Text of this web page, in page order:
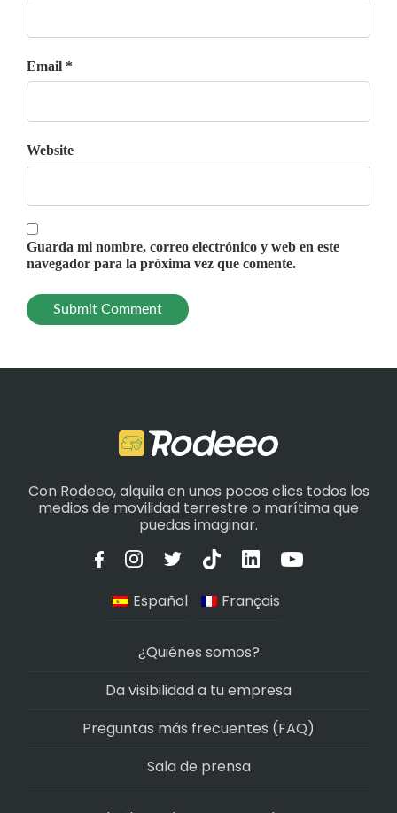
Email *
Website
Guarda mi nombre, correo electrónico y web en este
navegador para la próxima vez que comente.
Con Rodeeo, alquila en unos pocos clics todos los
medios de movilidad terrestre o marítima que
puedas imaginar.
Español Français
¿Quiénes somos?
Da visibilidad a tu empresa
Preguntas más frecuentes (FAQ)
Sala de prensa